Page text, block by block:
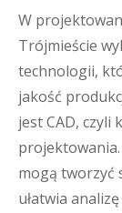
W
Trójmieście
technologii,
jakość
jest CAD,
mogą tworzyć
ułatwia